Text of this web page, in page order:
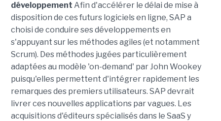
développement Afin d'accélérer le délai de mise à
disposition de ces futurs logiciels en ligne, SAP a
choisi de conduire ses développements en
s'appuyant sur les méthodes agiles (et notamment
Scrum). Des méthodes jugées particulièrement
adaptées au modèle 'on-demand' par John Wookey
puisqu'elles permettent d'intégrer rapidement les
remarques des premiers utilisateurs. SAP devrait
livrer ces nouvelles applications par vagues. Les
acquisitions d'éditeurs spécialisés dans le SaaS y